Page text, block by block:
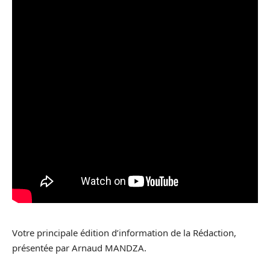
Votre principale édition d’information de la Rédaction,
présentée par Arnaud MANDZA.